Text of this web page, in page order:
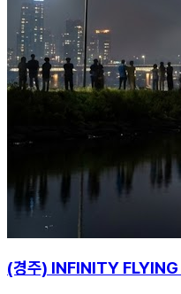
(경주) INFINITY FLYING